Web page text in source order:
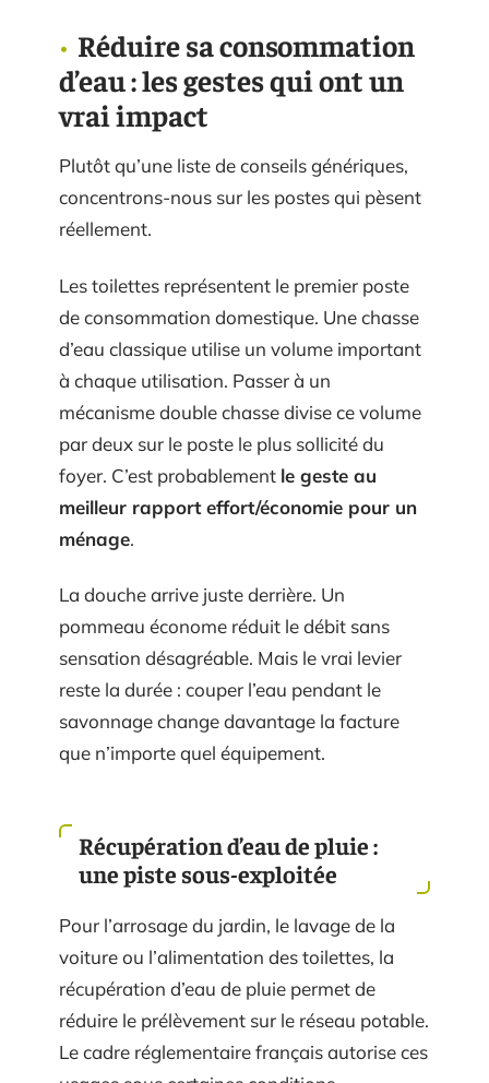
Réduire sa consommation
d’eau : les gestes qui ont un
vrai impact
Plutôt qu’une liste de conseils génériques,
concentrons-nous sur les postes qui pèsent
réellement.
Les toilettes représentent le premier poste
de consommation domestique. Une chasse
d’eau classique utilise un volume important
à chaque utilisation. Passer à un
mécanisme double chasse divise ce volume
par deux sur le poste le plus sollicité du
foyer. C’est probablement le geste au
meilleur rapport effort/économie pour un
ménage.
La douche arrive juste derrière. Un
pommeau économe réduit le débit sans
sensation désagréable. Mais le vrai levier
reste la durée : couper l’eau pendant le
savonnage change davantage la facture
que n’importe quel équipement.
Récupération d’eau de pluie :
une piste sous-exploitée
Pour l’arrosage du jardin, le lavage de la
voiture ou l’alimentation des toilettes, la
récupération d’eau de pluie permet de
réduire le prélèvement sur le réseau potable.
Le cadre réglementaire français autorise ces